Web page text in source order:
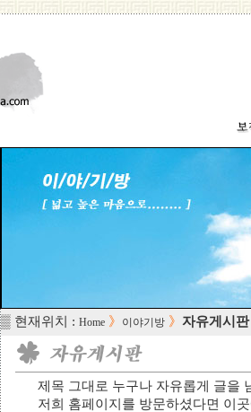
▒ 현재위치 : Home 》 이야기방 》 자유게시판
제목 그대로 누구나 자유롭게 글을
저희 홈페이지를 방문하셨다면 이